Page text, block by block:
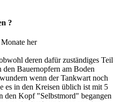
?
her
deren dafür zuständiges Teil
Bauernopfern am Boden
wenn der Tankwart noch
es in den Kreisen üblich ist mit 5
Kopf "Selbstmord" begangen